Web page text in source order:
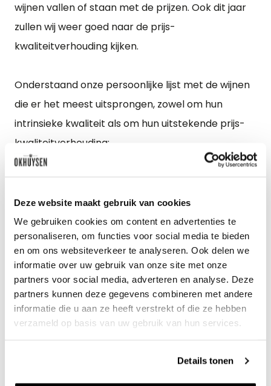
Deze website maakt gebruik van cookies
We gebruiken cookies om content en advertenties te
personaliseren, om functies voor social media te bieden
en om ons websiteverkeer te analyseren. Ook delen we
informatie over uw gebruik van onze site met onze
partners voor social media, adverteren en analyse. Deze
partners kunnen deze gegevens combineren met andere
informatie die u aan ze heeft verstrekt of die ze hebben
verzameld op basis van uw gebruik van hun services.
Details tonen
wijnen vallen of staan met de prijzen. Ook dit jaar
zullen wij weer goed naar de prijs-
kwaliteitverhouding kijken.
Onderstaand onze persoonlijke lijst met de wijnen
die er het meest uitsprongen, zowel om hun
intrinsieke kwaliteit als om hun uitstekende prijs-
kwaliteitverhouding:
Château Cantemerle
Château Poujeaux
Château Maucamps
Margaux
Château Margaux
Château Palmer